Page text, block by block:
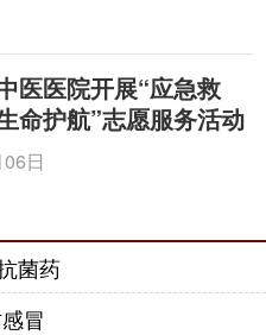
医医院开展“应急救
命护航”志愿服务活动
日
菌药
冒